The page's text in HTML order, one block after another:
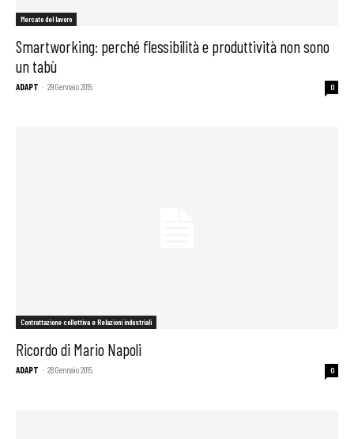
Mercato del lavoro
Smartworking: perché flessibilità e produttività non sono
un tabù
ADAPT - 29 Gennaio 2015 0
Contrattazione collettiva e Relazioni industriali
Ricordo di Mario Napoli
ADAPT - 28 Gennaio 2015 0